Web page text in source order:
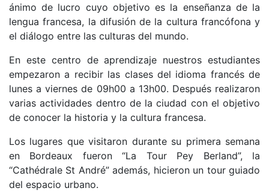
ánimo de lucro cuyo objetivo es la enseñanza de la
lengua francesa, la difusión de la cultura francófona y
el diálogo entre las culturas del mundo.
En este centro de aprendizaje nuestros estudiantes
empezaron a recibir las clases del idioma francés de
lunes a viernes de 09h00 a 13h00. Después realizaron
varias actividades dentro de la ciudad con el objetivo
de conocer la historia y la cultura francesa.
Los lugares que visitaron durante su primera semana
en Bordeaux fueron “La Tour Pey Berland”, la
“Cathédrale St André” además, hicieron un tour guiado
del espacio urbano.